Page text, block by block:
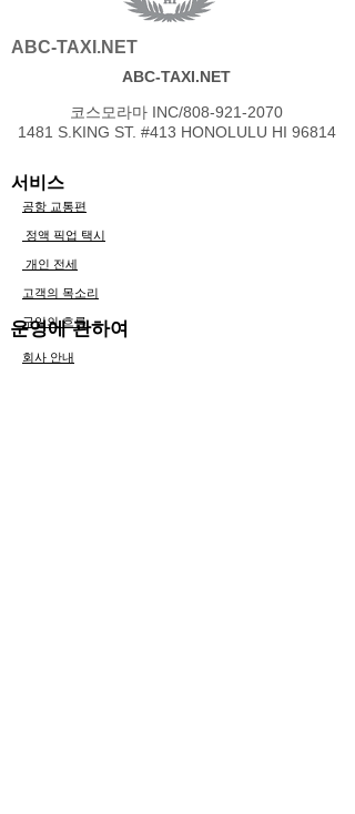
ABC-TAXI.NET
ABC-TAXI.NET
코스모라마 INC/808-921-2070
1481 S.KING ST. #413 HONOLULU HI 96814
서비스​
공항 교통편
​ 정액 픽업 택시
​ 개인 전세
고객의 목소리
구입의 흐름
운영에 관하여
회사 안내